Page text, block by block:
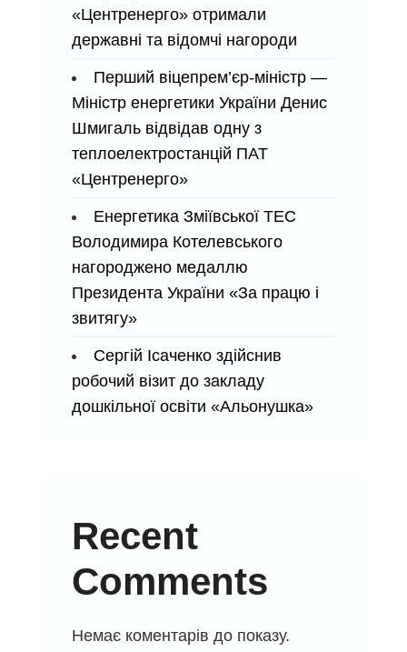
«Центренерго» отримали
державні та відомчі нагороди
Перший віцепрем’єр-міністр —
Міністр енергетики України Денис
Шмигаль відвідав одну з
теплоелектростанцій ПАТ
«Центренерго»
Енергетика Зміївської ТЕС
Володимира Котелевського
нагороджено медаллю
Президента України «За працю і
звитягу»
Сергій Ісаченко здійснив
робочий візит до закладу
дошкільної освіти «Альонушка»
Recent
Comments
Немає коментарів до показу.